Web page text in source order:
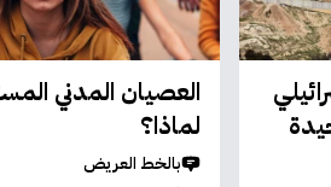
العصيان المدني
لماذا؟
بالخط العريض